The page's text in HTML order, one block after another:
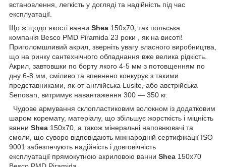
встановлення, легкість у догляді та надійність під час
експлуатації.
Що ж щодо якості ванни Shea 150х70, так польська
компанія Besco PMD Piramida 23 роки , як на висоті!
Приголомшливий акрил, зверніть увагу власного виробництва,
що на ринку сантехнічного обладнання вже велика рідкість.
Акрил, завтовшки по борту якого 4-5 мм з потовщенням по
дну 6-8 мм, сміливо та впевнено конкурує з такими
представниками, як-от англійська Lusite, або австрійська
Senosan, витримує навантаження 300 — 350 кг.
Чудове армування склопластиковим волокном із додатковим
шаром коремату, матеріалу, що збільшує жорсткість і міцність
ванни Shea 150х70, а також мінеральні наповнювачі та
смоли, що суворо відповідають міжнародній сертифікації ISO
9001 забезпечують надійність і довговічність
експлуатації прямокутною акриловою ванни Shea 150х70